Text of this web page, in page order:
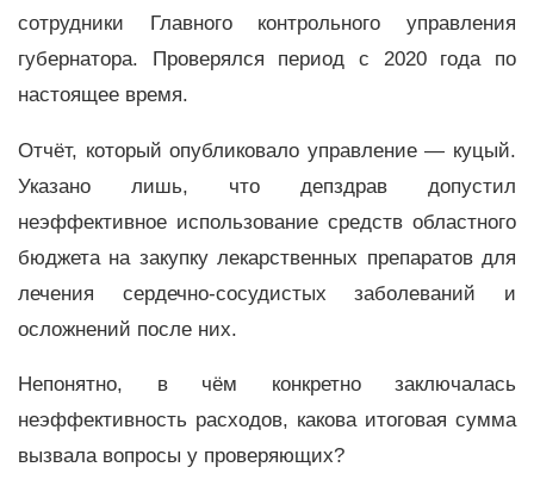
сотрудники Главного контрольного управления
губернатора. Проверялся период с 2020 года по
настоящее время.
Отчёт, который опубликовало управление — куцый.
Указано лишь, что депздрав допустил
неэффективное использование средств областного
бюджета на закупку лекарственных препаратов для
лечения сердечно-сосудистых заболеваний и
осложнений после них.
Непонятно, в чём конкретно заключалась
неэффективность расходов, какова итоговая сумма
вызвала вопросы у проверяющих?